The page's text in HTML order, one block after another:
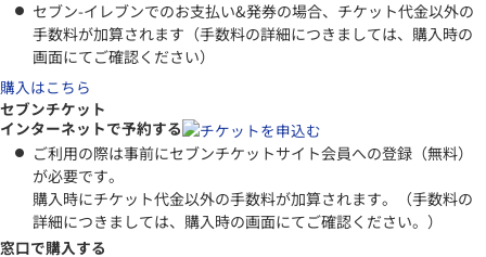
セブン-イレブンでのお支払い&発券の場合、チケット代金以外の
手数料が加算されます（手数料の詳細につきましては、購入時の
画面にてご確認ください）
購入はこちら
セブンチケット
インターネットで予約する
ご利用の際は事前にセブンチケットサイト会員への登録（無料）
が必要です。
購入時にチケット代金以外の手数料が加算されます。（手数料の
詳細につきましては、購入時の画面にてご確認ください。）
窓口で購入する